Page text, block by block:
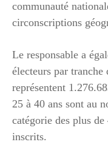
communauté
circonscriptions
Le responsable a
électeurs par tranche
représentent
25 à 40 ans sont au
catégorie des plus
inscrits.